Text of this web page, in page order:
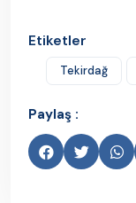
Etiketler
Tekirdağ
Paylaş :